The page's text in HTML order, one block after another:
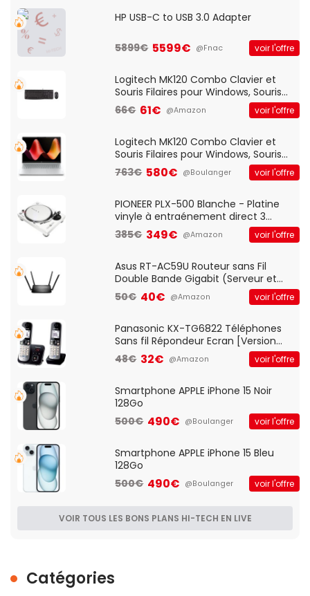
HP USB-C to USB 3.0 Adapter
5899€ 5599€ @Fnac voir l'offre
Logitech MK120 Combo Clavier et
Souris Filaires pour Windows, Souris
Optique Filaire, Connexion USB Plug
And Play, Confortable, Taille
QWERTY UK - Noir
66€ 61€ @Amazon voir l'offre
Logitech MK120 Combo Clavier et
Souris Filaires pour Windows, Souris
Optique Filaire, Connexion USB Plug
And Play, Confortable, Taille
QWERTY UK - Noir
763€ 580€ @Boulanger voir l'offre
PIONEER PLX-500 Blanche - Platine
vinyle à entraénement direct 3
vitesses (33-45-78 trs/min) avec
pre-ampli intégré et port USB
385€ 349€ @Amazon voir l'offre
Asus RT-AC59U Routeur sans Fil
Double Bande Gigabit (Serveur et
Client VPN, Triple Vlan, Mode Point
d'accès et Bridge, contrôle Parental,
50€ 40€ @Amazon voir l'offre
Panasonic KX-TG6822 Téléphones
Sans fil Répondeur Ecran [Version
Française]
48€ 32€ @Amazon voir l'offre
Smartphone APPLE iPhone 15 Noir
128Go
500€ 490€ @Boulanger voir l'offre
Smartphone APPLE iPhone 15 Bleu
128Go
500€ 490€ @Boulanger voir l'offre
VOIR TOUS LES BONS PLANS HI-TECH EN LIVE
Catégories